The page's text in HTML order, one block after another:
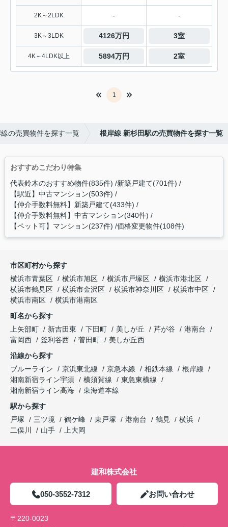
2K～2LDK - -
3K～3LDK 4126万円 3室
4K～4LDK以上 5894万円 2室
1
の売買物件を探す一覧 根岸線 新杉田駅の売買物件を探す一覧
おすすめこだわり特集
代表鈴木のおすすめ物件(835件) 新築戸建て(701件)
【駅近】中古マンション(503件)
【仲介手数料無料】新築戸建て(433件)
【仲介手数料無料】中古マンション(340件)
【ペット可】マンション(237件) 価格変更物件(108件)
市区町村から探す
横浜市青葉区
横浜市旭区 横浜市戸塚区
横浜市港北区
横浜市鶴見区
横浜市金沢区 横浜市神奈川区
横浜市中区
横浜市南区
横浜市港南区
町名から探す
上矢部町
新吉田東 下田町 美しが丘 芹が谷
港南台
富岡西
釜利谷西 菅田町
美しが丘西
沿線から探す
ブルーライン
京浜東北線 京急本線 相鉄本線
根岸線
湘南新宿ライン宇須
横須賀線
東急東横線
湘南新宿ライン高海
東海道本線
駅から探す
戸塚
三ツ境 鶴ケ峰 東戸塚 港南台 鶴見
横浜
二俣川
山手 上大岡
建和株式会社
050-3552-7312 お問い合わせ
〒220-0023